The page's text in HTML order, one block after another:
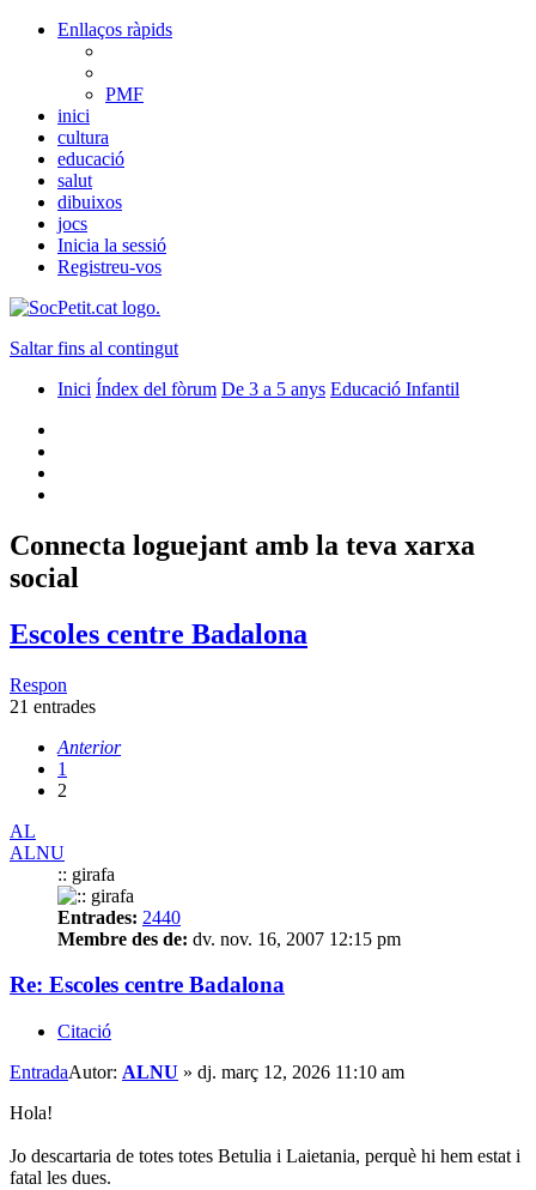
Enllaços ràpids
PMF
inici
cultura
educació
salut
dibuixos
jocs
Inicia la sessió
Registreu-vos
Saltar fins al contingut
Inici Índex del fòrum De 3 a 5 anys Educació Infantil
Connecta loguejant amb la teva xarxa
social
Escoles centre Badalona
Respon
21 entrades
Anterior
1
2
AL
ALNU
:: girafa
Entrades: 2440
Membre des de: dv. nov. 16, 2007 12:15 pm
Re: Escoles centre Badalona
Citació
EntradaAutor: ALNU » dj. març 12, 2026 11:10 am
Hola!
Jo descartaria de totes totes Betulia i Laietania, perquè hi hem estat i
fatal les dues.